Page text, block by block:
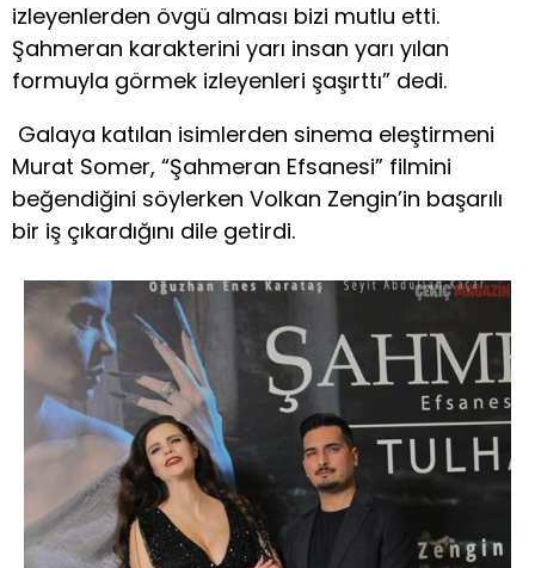
izleyenlerden övgü alması bizi mutlu etti.
Şahmeran karakterini yarı insan yarı yılan
formuyla görmek izleyenleri şaşırttı” dedi.
Galaya katılan isimlerden sinema eleştirmeni
Murat Somer, “Şahmeran Efsanesi” filmini
beğendiğini söylerken Volkan Zengin’in başarılı
bir iş çıkardığını dile getirdi.